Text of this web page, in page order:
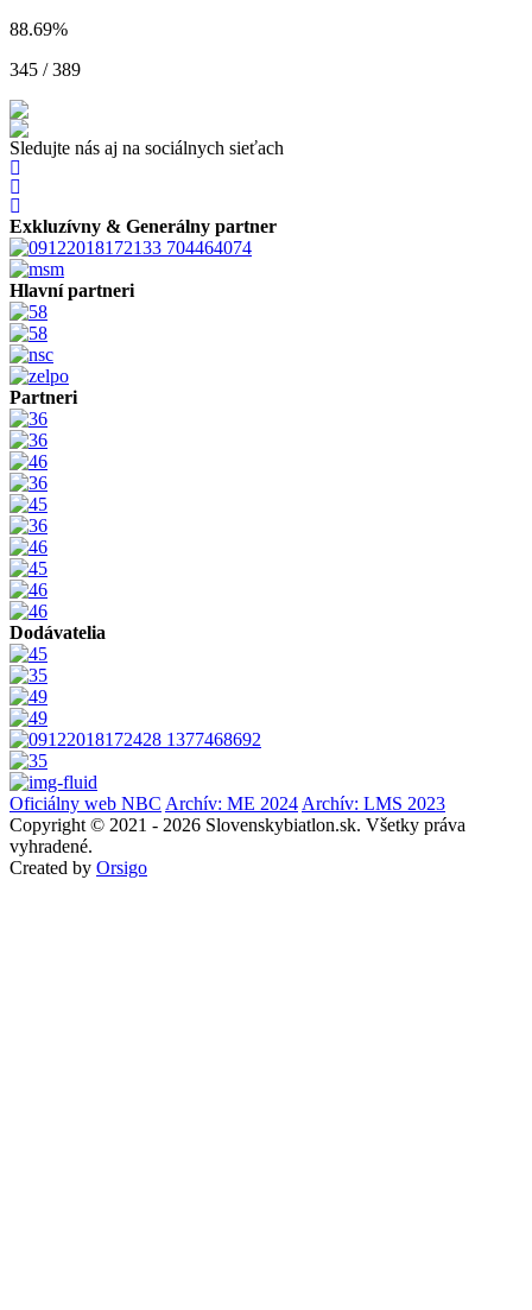
88.69%
345 / 389
Sledujte nás aj na sociálnych sieťach
Exkluzívny & Generálny partner
Hlavní partneri
Partneri
Dodávatelia
Oficiálny web NBC Archív: ME 2024 Archív: LMS 2023
Copyright © 2021 - 2026 Slovenskybiatlon.sk. Všetky práva
vyhradené.
Created by Orsigo